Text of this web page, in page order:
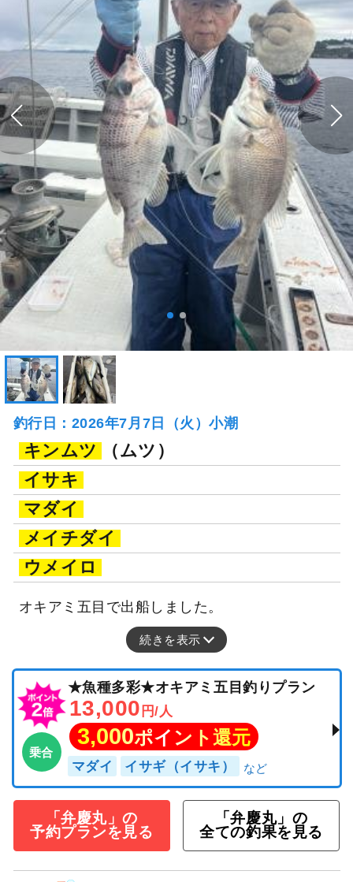
釣行日：2026年7月7日（火）小潮
キンムツ
（ムツ）
イサキ
マダイ
メイチダイ
ウメイロ
オキアミ五目で出船しました。
続きを表示
乗合
★魚種多彩★オキアミ五目釣りプラン
13,000 円/人
3,000ポイント還元
マダイ イサギ（イサキ）
「弁慶丸」の
予約プランを見る
「弁慶丸」の
全ての釣果を見る